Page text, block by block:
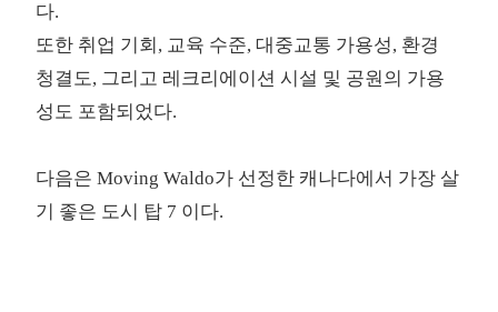
다.
또한 취업 기회, 교육 수준, 대중교통 가용성, 환경
청결도, 그리고 레크리에이션 시설 및 공원의 가용
성도 포함되었다.
다음은 Moving Waldo가 선정한 캐나다에서 가장 살
기 좋은 도시 탑 7 이다.